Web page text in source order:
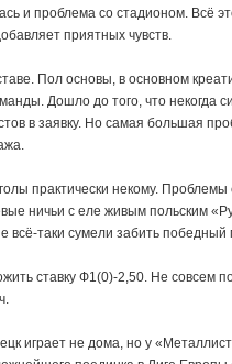
и проблема со стадионом. Всё
приятных чувств.
Пол основы, в основном
Дошло до того, что некогда
в заявку. Но самая большая
практически некому.
ничьи с еле живым польским
всё-таки сумели забить
ставку Ф1(0)-2,50. Не совсем
играет не дома, но у